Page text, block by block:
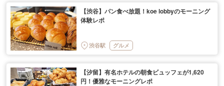
【渋谷】パン食べ放題！koe lobbyのモーニング
体験レポ
渋谷駅 グルメ
【汐留】有名ホテルの朝食ビュッフェが1,620
円！優雅なモーニングレポ